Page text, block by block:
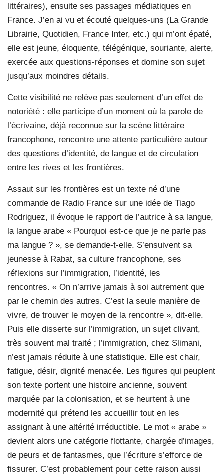
littéraires), ensuite ses passages médiatiques en
France. J’en ai vu et écouté quelques-uns (La Grande
Librairie, Quotidien, France Inter, etc.) qui m’ont épaté,
elle est jeune, éloquente, télégénique, souriante, alerte,
exercée aux questions-réponses et domine son sujet
jusqu’aux moindres détails.
Cette visibilité ne relève pas seulement d’un effet de
notoriété : elle participe d’un moment où la parole de
l’écrivaine, déjà reconnue sur la scène littéraire
francophone, rencontre une attente particulière autour
des questions d’identité, de langue et de circulation
entre les rives et les frontières.
Assaut sur les frontières est un texte né d’une
commande de Radio France sur une idée de Tiago
Rodriguez, il évoque le rapport de l’autrice à sa langue,
la langue arabe « Pourquoi est-ce que je ne parle pas
ma langue ? », se demande-t-elle. S’ensuivent sa
jeunesse à Rabat, sa culture francophone, ses
réflexions sur l’immigration, l’identité, les
rencontres. « On n’arrive jamais à soi autrement que
par le chemin des autres. C’est la seule manière de
vivre, de trouver le moyen de la rencontre », dit-elle.
Puis elle disserte sur l’immigration, un sujet clivant,
très souvent mal traité ; l’immigration, chez Slimani,
n’est jamais réduite à une statistique. Elle est chair,
fatigue, désir, dignité menacée. Les figures qui peuplent
son texte portent une histoire ancienne, souvent
marquée par la colonisation, et se heurtent à une
modernité qui prétend les accueillir tout en les
assignant à une altérité irréductible. Le mot « arabe »
devient alors une catégorie flottante, chargée d’images,
de peurs et de fantasmes, que l’écriture s’efforce de
fissurer. C’est probablement pour cette raison aussi